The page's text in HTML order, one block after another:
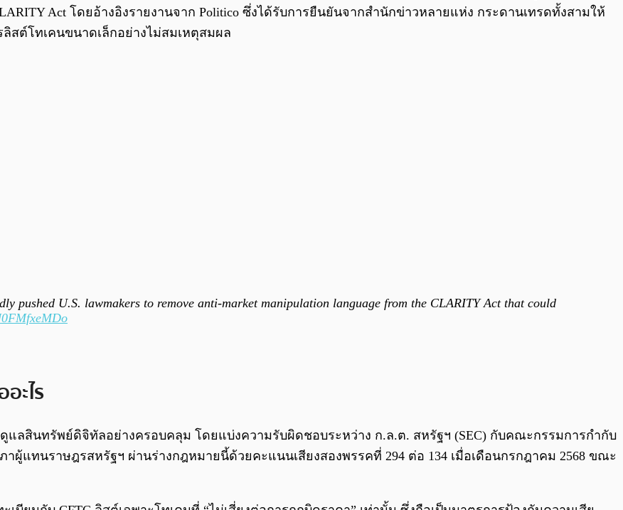
Act โดยอ้างอิงรายงานจาก Politico ซึ่งได้รับการยืนยันจากสำนักข่าวหลายแห่ง กระดานเทรดทั้งสามให้
สต์โทเคนขนาดเล็กอย่างไม่สมเหตุสมผล
pushed U.S. lawmakers to remove anti-market manipulation language from the CLARITY Act that could
ะไร
แลสินทรัพย์ดิจิทัลอย่างครอบคลุม โดยแบ่งความรับผิดชอบระหว่าง ก.ล.ต. สหรัฐฯ (SEC) กับคณะกรรมการกำกับ
แทนราษฎรสหรัฐฯ ผ่านร่างกฎหมายนี้ด้วยคะแนนเสียงสองพรรคที่ 294 ต่อ 134 เมื่อเดือนกรกฎาคม 2568 ขณะ